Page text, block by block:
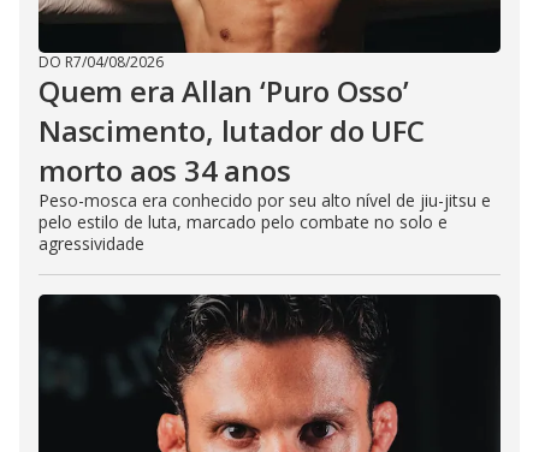
DO R7/04/08/2026
Quem era Allan ‘Puro Osso’
Nascimento, lutador do UFC
morto aos 34 anos
Peso-mosca era conhecido por seu alto nível de jiu-jitsu e
pelo estilo de luta, marcado pelo combate no solo e
agressividade